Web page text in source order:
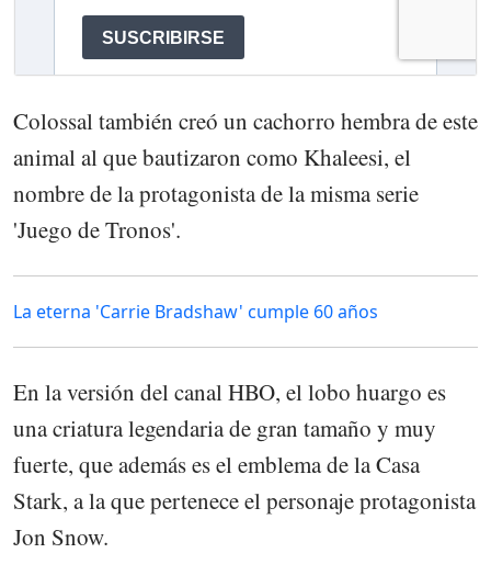
Colossal también creó un cachorro hembra de este
animal al que bautizaron como Khaleesi, el
nombre de la protagonista de la misma serie
'Juego de Tronos'.
La eterna 'Carrie Bradshaw' cumple 60 años
En la versión del canal HBO, el lobo huargo es
una criatura legendaria de gran tamaño y muy
fuerte, que además es el emblema de la Casa
Stark, a la que pertenece el personaje protagonista
Jon Snow.